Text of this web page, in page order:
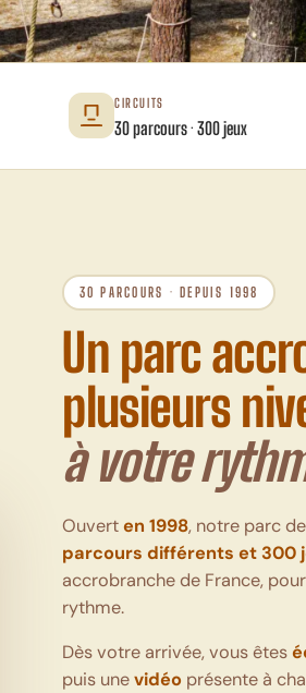
CIRCUITS
30 parcours · 300 jeux
30 PARCOURS · DEPUIS 1998
Un parc
plusieurs
à votre
Ouverten 1998, notre parc
parcours différents et 300
accrobranche de France,
rythme.
Dès votre arrivée, vous êtes
puis unevidéo présente à